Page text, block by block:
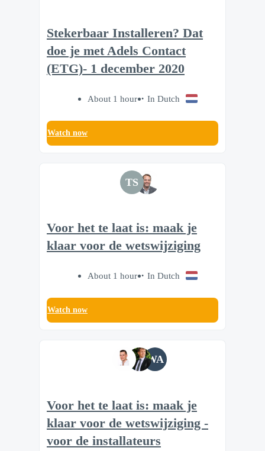
Stekerbaar Installeren? Dat
doe je met Adels Contact
(ETG)- 1 december 2020
About 1 hour In Dutch
Watch now
TS
Voor het te laat is: maak je
klaar voor de wetswijziging
About 1 hour In Dutch
Watch now
WA
Voor het te laat is: maak je
klaar voor de wetswijziging -
voor de installateurs